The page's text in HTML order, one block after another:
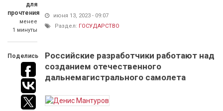
для
прочтения
менее
1 минуты
Поделись
июня 13, 2023 - 09:07
Раздел: ГОСУДАРСТВО
Российские разработчики работают над
созданием отечественного
дальнемагистрального самолета